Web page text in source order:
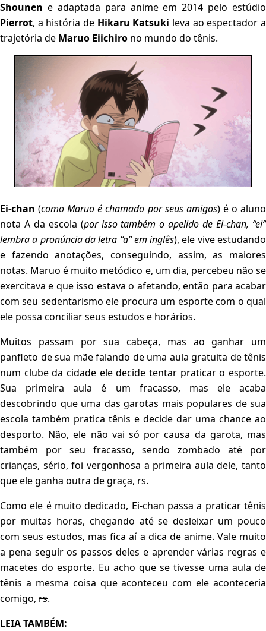
Shounen e adaptada para anime em 2014 pelo estúdio
Pierrot, a história de Hikaru Katsuki leva ao espectador a
trajetória de Maruo Eiichiro no mundo do tênis.
Ei-chan (como Maruo é chamado por seus amigos) é o aluno
nota A da escola (por isso também o apelido de Ei-chan, “ei”
lembra a pronúncia da letra “a” em inglês), ele vive estudando
e fazendo anotações, conseguindo, assim, as maiores
notas. Maruo é muito metódico e, um dia, percebeu não se
exercitava e que isso estava o afetando, então para acabar
com seu sedentarismo ele procura um esporte com o qual
ele possa conciliar seus estudos e horários.
Muitos passam por sua cabeça, mas ao ganhar um
panfleto de sua mãe falando de uma aula gratuita de tênis
num clube da cidade ele decide tentar praticar o esporte.
Sua primeira aula é um fracasso, mas ele acaba
descobrindo que uma das garotas mais populares de sua
escola também pratica tênis e decide dar uma chance ao
desporto. Não, ele não vai só por causa da garota, mas
também por seu fracasso, sendo zombado até por
crianças, sério, foi vergonhosa a primeira aula dele, tanto
que ele ganha outra de graça, rs.
Como ele é muito dedicado, Ei-chan passa a praticar tênis
por muitas horas, chegando até se desleixar um pouco
com seus estudos, mas fica aí a dica de anime. Vale muito
a pena seguir os passos deles e aprender várias regras e
macetes do esporte. Eu acho que se tivesse uma aula de
tênis a mesma coisa que aconteceu com ele aconteceria
comigo, rs.
LEIA TAMBÉM: